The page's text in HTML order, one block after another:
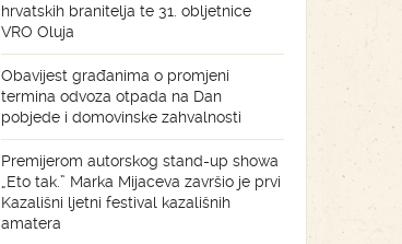
hrvatskih branitelja te 31. obljetnice
VRO Oluja
Obavijest građanima o promjeni
termina odvoza otpada na Dan
pobjede i domovinske zahvalnosti
Premijerom autorskog stand-up showa
„Eto tak.” Marka Mijaceva završio je prvi
Kazališni ljetni festival kazališnih
amatera